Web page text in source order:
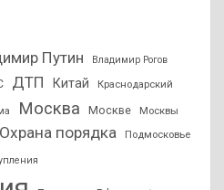
Путин Владимир Рогов
ДТП Китай Краснодарский
Москва Москве Москвы
Охрана порядка Подмосковье